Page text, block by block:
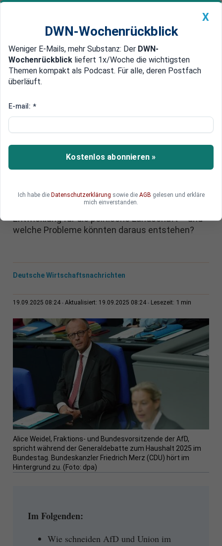
Newsticker MEIN DWN: Geldanlage Premium
Edelmetalle DWN-Magazin China
Sonntagsfrage: AfD gleichauf
Politbarometer
Das aktuelle ZDF-Politbarometer sorgt für
Schlagzeilen: Union und AfD liegen in der
AfD Rekordwerte erreicht, zeigen sich zugleich
klare Vorbehalte. Welche Folgen hat diese
Entwicklung für die politische Landschaft – und
welche Probleme könnten daraus entstehen?
Deutsche Wirtschaftsnachrichten
19.09.2025 08:24 Aktualisiert: 19.09.2025 08:24 Lesezeit: 1 min
Alice Weidel, Fraktions- und Bundesvorsitzende der AfD,
spricht während der Generaldebatte zum Haushalt 2025 im
Bundestag. Bundeskanzler Friedrich Merz (CDU) hört im
Hintergrund zu. (Foto: dpa)
Im Folgenden:
Wie schneiden AfD und Union im
X
DWN-Wochenrückblick
Weniger E-Mails, mehr Substanz: Der DWN-
Wochenrückblick liefert 1x/Woche die wichtigsten
Themen kompakt als Podcast. Für alle, deren Postfach
überläuft.
E-mail: *
Kostenlos abonnieren »
Ich habe die Datenschutzerklärung sowie die AGB gelesen und erkläre
mich einverstanden.